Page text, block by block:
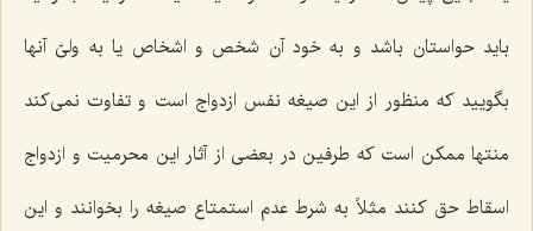
باید حواستان باشد و به خود آن شخص و اشخاص یا به ولیّ آنها
بگویید که منظور از این صیغه نفس ازدواج است و تفاوت نمی‌کند
منتها ممکن است که طرفین در بعضی از آثار این محرمیت و ازدواج
اسقاط حق کنند مثلاً به شرط عدم استمتاع صیغه را بخوانند و این